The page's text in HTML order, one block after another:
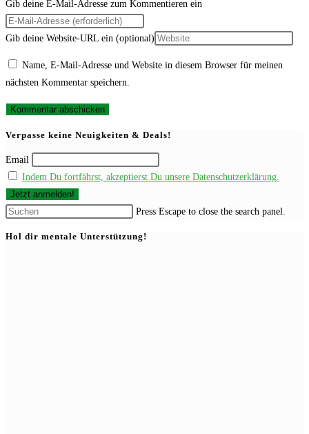
Gib deine E-Mail-Adresse zum Kommentieren ein
Gib deine Website-URL ein (optional)
Name, E-Mail-Adresse und Website in diesem Browser für meinen
nächsten Kommentar speichern.
Verpasse keine Neuigkeiten & Deals!
Email
Indem Du fortfährst, akzeptierst Du unsere Datenschutzerklärung.
Press Escape to close the search panel.
Hol dir mentale Unterstützung!